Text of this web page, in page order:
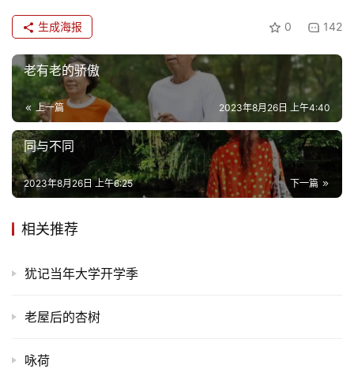
0 142
生成海报
老有老的骄傲
上一篇 2023年8月26日 上午4:40
同与不同
下一篇
2023年8月26日 上午6:25
相关推荐
犹记当年大学开学季
老屋后的杏树
咏荷